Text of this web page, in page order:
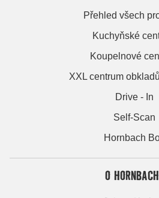
Přehled všech
Kuchyňské
Koupelnové
XXL centrum
Drive - In
Self-Scan
Hornbach
O